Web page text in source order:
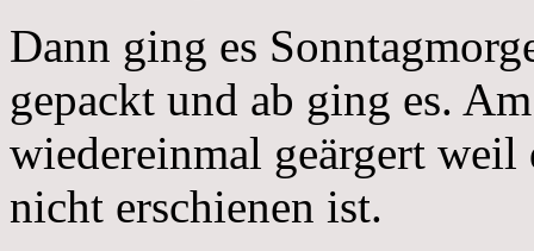
Dann ging es
gepackt und ab ging es.
wiedereinmal geärgert
nicht erschienen ist.